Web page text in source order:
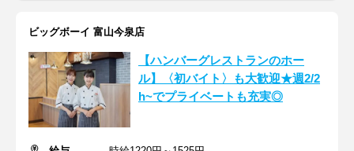
ビッグボーイ 富山今泉店
【ハンバーグレストランのホー
ル】〈初バイト〉も大歓迎★週2/2
h~でプライベートも充実◎